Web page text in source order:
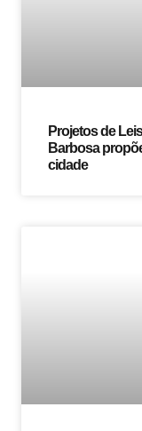
Projetos de
Barbosa
cidade